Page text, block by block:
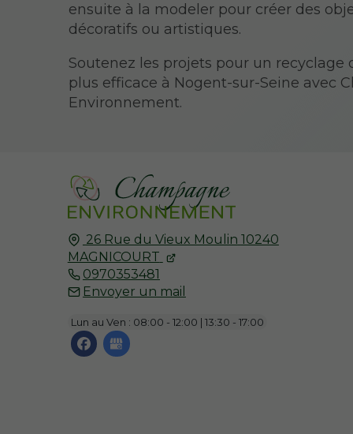
ensuite à la modeler pour créer des
décoratifs ou artistiques.
Soutenez les projets pour un recyclage
plus efficace à Nogent-sur-Seine avec
Environnement.
26 Rue du Vieux Moulin 10240
MAGNICOURT
0970353481
Envoyer un mail
Lun au Ven : 08:00 - 12:00 | 13:30 - 17:00